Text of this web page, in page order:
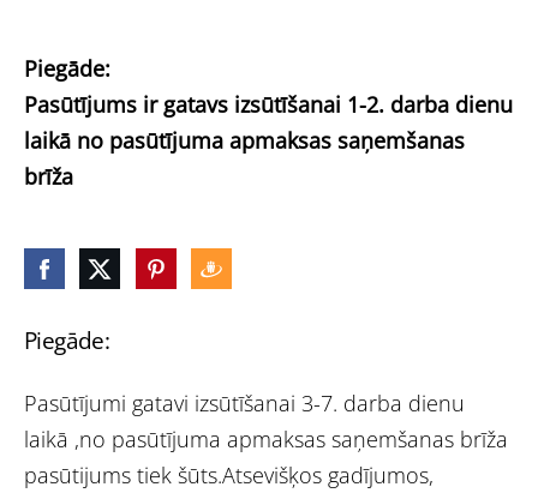
Piegāde:
Pasūtījumi gatavi izsūtīšanai 3-7. darba dienu
laikā ,no pasūtījuma apmaksas saņemšanas brīža
pasūtijums tiek šūts.Atsevišķos gadījumos,
Piegāde:
Pasūtījums ir gatavs izsūtīšanai 1-2. darba dienu
laikā no pasūtījuma apmaksas saņemšanas
brīža